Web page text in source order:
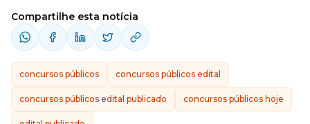
Compartilhe esta notícia
concursos públicos concursos públicos edital
concursos públicos edital publicado concursos públicos hoje